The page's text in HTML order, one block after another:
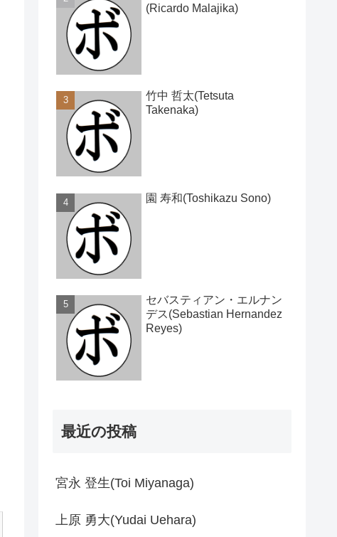
(Ricardo Malajika)
竹中 哲太(Tetsuta
Takenaka)
園 寿和(Toshikazu Sono)
セバスティアン・エルナン
デス(Sebastian Hernandez
Reyes)
最近の投稿
宮永 登生(Toi Miyanaga)
上原 勇大(Yudai Uehara)